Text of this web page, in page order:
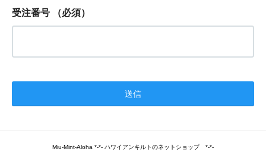
受注番号 （必須）
Miu-Mint-Aloha *-*- ハワイアンキルトのネットショップ *-*-